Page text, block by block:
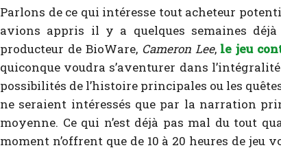
Parlons de ce qui intéresse tout acheteur
avions appris il y a quelques semaines
producteur de BioWare, Cameron Lee, le jeu
quiconque voudra s’aventurer dans
possibilités de l’histoire principales ou les
ne seraient intéressés que par la narration
moyenne. Ce qui n’est déjà pas mal du tout
moment n’offrent que de 10 à 20 heures de